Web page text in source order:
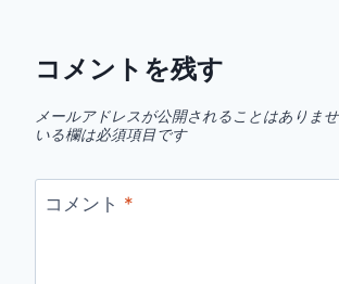
コメントを残す
メールアドレスが公開されることはありませ
いる欄は必須項目です
コメント *